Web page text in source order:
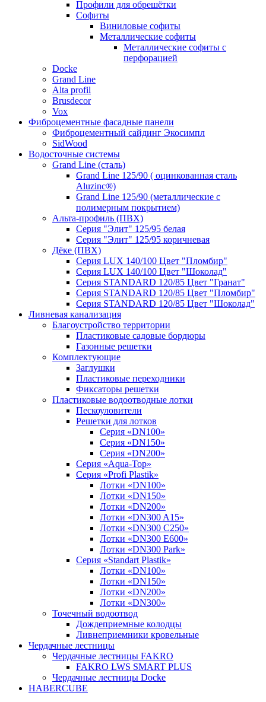
Профили для обрешётки
Софиты
Виниловые софиты
Металлические софиты
Металлические софиты с
перфорацией
Docke
Grand Line
Alta profil
Brusdecor
Vox
Фиброцементные фасадные панели
Фиброцементный сайдинг Экосимпл
SidWood
Водосточные системы
Grand Line (сталь)
Grand Line 125/90 ( оцинкованная сталь
Aluzinc®)
Grand Line 125/90 (металлические с
полимерным покрытием)
Альта-профиль (ПВХ)
Серия "Элит" 125/95 белая
Серия "Элит" 125/95 коричневая
Дёке (ПВХ)
Серия LUX 140/100 Цвет "Пломбир"
Серия LUX 140/100 Цвет "Шоколад"
Серия STANDARD 120/85 Цвет "Гранат"
Серия STANDARD 120/85 Цвет "Пломбир"
Серия STANDARD 120/85 Цвет "Шоколад"
Ливневая канализация
Благоустройство территории
Пластиковые садовые бордюры
Газонные решетки
Комплектующие
Заглушки
Пластиковые переходники
Фиксаторы решетки
Пластиковые водоотводные лотки
Пескоуловители
Решетки для лотков
Серия «DN100»
Серия «DN150»
Серия «DN200»
Серия «Aqua-Top»
Серия «Profi Plastik»
Лотки «DN100»
Лотки «DN150»
Лотки «DN200»
Лотки «DN300 A15»
Лотки «DN300 C250»
Лотки «DN300 E600»
Лотки «DN300 Park»
Серия «Standart Plastik»
Лотки «DN100»
Лотки «DN150»
Лотки «DN200»
Лотки «DN300»
Точечный водоотвод
Дождеприемные колодцы
Ливнеприемники кровельные
Чердачные лестницы
Чердачные лестницы FAKRO
FAKRO LWS SMART PLUS
Чердачные лестницы Docke
HABERCUBE